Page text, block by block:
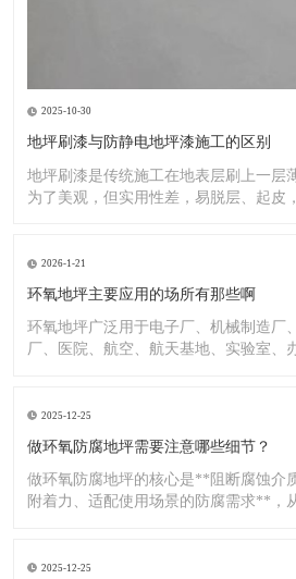
2025-10-30
地坪刷漆与防静电地坪漆施工的区别
地坪刷漆是传统施工在地表层刷上一层
为了美观，但实用性差，易脱层、起皮
2026-1-21
环氧地坪主要应用的场所有那些啊
环氧地坪广泛用于电子厂、机械制造厂
厂、医院、航空、航天基地、实验室、
2025-12-25
做环氧防腐地坪需要注意哪些细节？
做环氧防腐地坪的核心是**阻断腐蚀介
附着力、适配使用场景的防腐需求**，
2025-12-25